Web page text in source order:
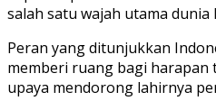
salah satu wajah utama dunia
Peran yang ditunjukkan
memberi ruang bagi harapan
upaya mendorong lahirnya